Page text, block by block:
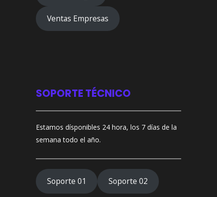
Ventas Empresas
SOPORTE TÉCNICO
Estamos dísponibles 24 hora, los 7 días de la
semana todo el año.
Soporte 01 Soporte 02